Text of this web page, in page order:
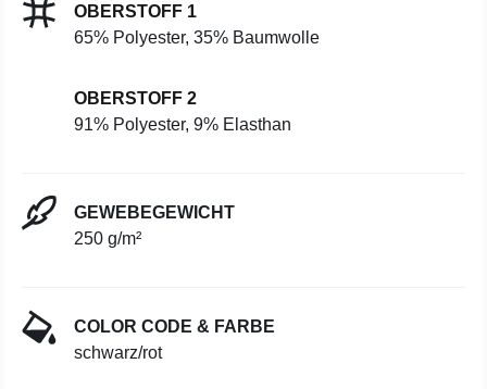
OBERSTOFF 1
65% Polyester, 35% Baumwolle
OBERSTOFF 2
91% Polyester, 9% Elasthan
GEWEBEGEWICHT
250 g/m²
COLOR CODE & FARBE
schwarz/rot